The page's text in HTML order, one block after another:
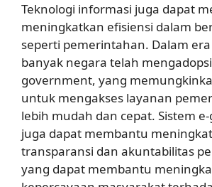
Teknologi informasi juga dapat
meningkatkan efisiensi dalam
seperti pemerintahan. Dalam
banyak negara telah
government, yang
untuk mengakses layanan
lebih mudah dan cepat. Sistem
juga dapat membantu
transparansi dan akuntabilitas
yang dapat membantu